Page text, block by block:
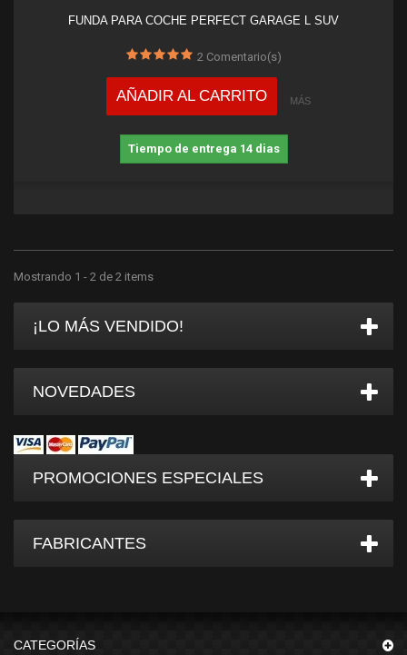
FUNDA PARA COCHE PERFECT GARAGE L SUV
2Comentario(s)
AÑADIR AL CARRITO MÁS
Tiempo de entrega 14 dias
Mostrando 1 - 2 de 2 items
¡LO MÁS VENDIDO!
NOVEDADES
PROMOCIONES ESPECIALES
FABRICANTES
CATEGORÍAS